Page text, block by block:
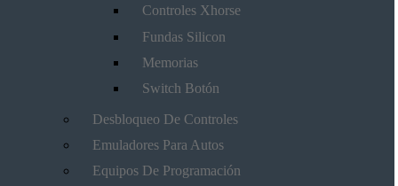
Controles Xhorse
Fundas Silicon
Memorias
Switch Botón
Desbloqueo De Controles
Emuladores Para Autos
Equipos De Programación